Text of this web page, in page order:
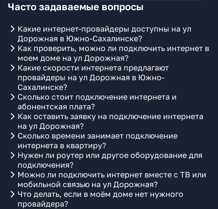
Часто задаваемые вопросы
Какие интернет-провайдеры доступны на ул
Дорожная в Южно-Сахалинске?
Как проверить, можно ли подключить интернет в
моем доме на ул Дорожная?
Какие скорости интернета предлагают
провайдеры на ул Дорожная в Южно-
Сахалинске?
Сколько стоит подключение интернета и
абонентская плата?
Как оставить заявку на подключение интернета
на ул Дорожная?
Сколько времени занимает подключение
интернета в квартиру?
Нужен ли роутер или другое оборудование для
подключения?
Можно ли подключить интернет вместе с ТВ или
мобильной связью на ул Дорожная?
Что делать, если в моём доме нет нужного
провайдера?